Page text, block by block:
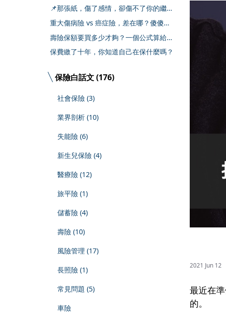
📌那張紙，傷了感情，卻傷不了你的繼承
權
重大傷病險 vs 癌症險，差在哪？傻傻分
不清楚
壽險保額要買多少才夠？一個公式算給你
看
保費繳了十年，你知道自己在保什麼嗎？
保險白話文 (176)
社會保險 (3)
業界剖析 (10)
失能險 (6)
新生兒保險 (4)
醫療險 (12)
旅平險 (1)
儲蓄險 (4)
壽險 (10)
風險管理 (17)
長照險 (1)
常見問題 (5)
車險
2021 Jun 12
最近在
的。